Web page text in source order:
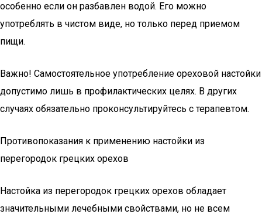
особенно если он разбавлен водой. Его можно
употреблять в чистом виде, но только перед приемом
пищи.
Важно! Самостоятельное употребление ореховой настойки
допустимо лишь в профилактических целях. В других
случаях обязательно проконсультируйтесь с терапевтом.
Противопоказания к применению настойки из
перегородок грецких орехов
Настойка из перегородок грецких орехов обладает
значительными лечебными свойствами, но не всем